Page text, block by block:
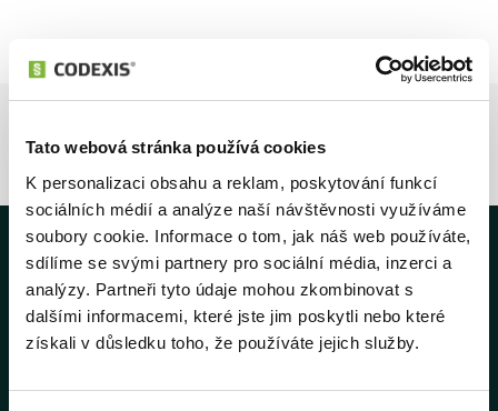
Tato webová stránka používá cookies
K personalizaci obsahu a reklam, poskytování funkcí
sociálních médií a analýze naší návštěvnosti využíváme
soubory cookie. Informace o tom, jak náš web používáte,
sdílíme se svými partnery pro sociální média, inzerci a
analýzy. Partneři tyto údaje mohou zkombinovat s
dalšími informacemi, které jste jim poskytli nebo které
získali v důsledku toho, že používáte jejich služby.